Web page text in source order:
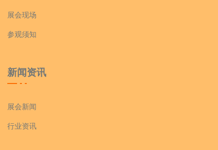
展会现场
参观须知
新闻资讯
展会新闻
行业资讯